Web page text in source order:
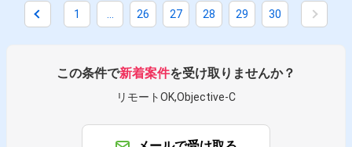
1 26 27 28 29 30
この条件で新着案件を受け取りませんか？
リモートOK,Objective-C
掛け合わせ条件で絞り込む
Objective-C × スマホアプリエンジニア
Objective-C × アプリケーションエンジニア
業界で絞り込む